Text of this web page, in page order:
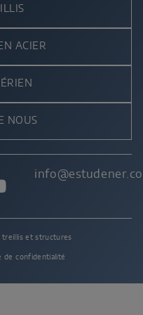
ACIER
NOUS
treillis et structures
de confidentialité